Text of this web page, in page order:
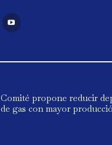
Comité propone reducir
de gas con mayor